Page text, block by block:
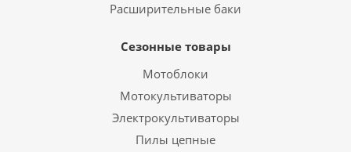
Расширительные баки
Сезонные товары
Мотоблоки
Мотокультиваторы
Электрокультиваторы
Пилы цепные